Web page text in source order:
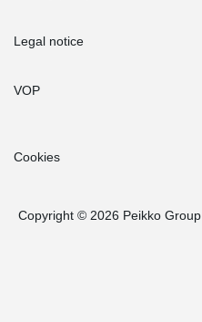
Legal notice
VOP
Cookies
Copyright © 2026 Peikko Group